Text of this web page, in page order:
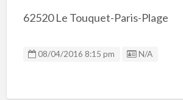
62520 Le Touquet-Paris-Plage
08/04/2016 8:15 pm Listing ID
N/A